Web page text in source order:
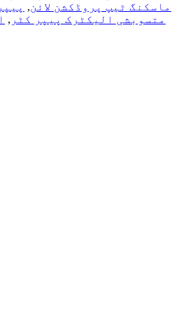
ماسکنگ ٹیپ پروڈکشن لائن,
متسوبشی الیکٹرک پیپر کٹر ,